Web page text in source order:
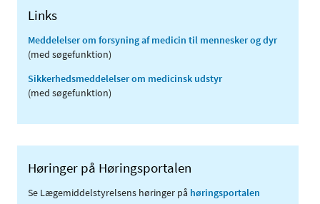
Links
Meddelelser om forsyning af medicin til mennesker og dyr
(med søgefunktion)
Sikkerhedsmeddelelser om medicinsk udstyr
(med søgefunktion)
Høringer på Høringsportalen
Se Lægemiddelstyrelsens høringer på høringsportalen